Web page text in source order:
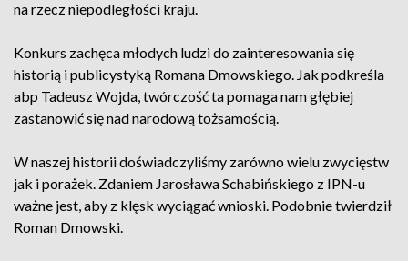
na rzecz niepodległości kraju.
Konkurs zachęca młodych ludzi do zainteresowania się
historią i publicystyką Romana Dmowskiego. Jak podkreśla
abp Tadeusz Wojda, twórczość ta pomaga nam głębiej
zastanowić się nad narodową tożsamością.
W naszej historii doświadczyliśmy zarówno wielu zwycięstw
jak i porażek. Zdaniem Jarosława Schabińskiego z IPN-u
ważne jest, aby z klęsk wyciągać wnioski. Podobnie twierdził
Roman Dmowski.